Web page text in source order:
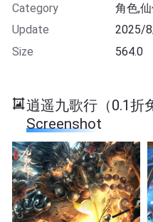
Category
角色,
Update
2025/
Size
564.0
逍遥九歌行（0.1折
Screenshot